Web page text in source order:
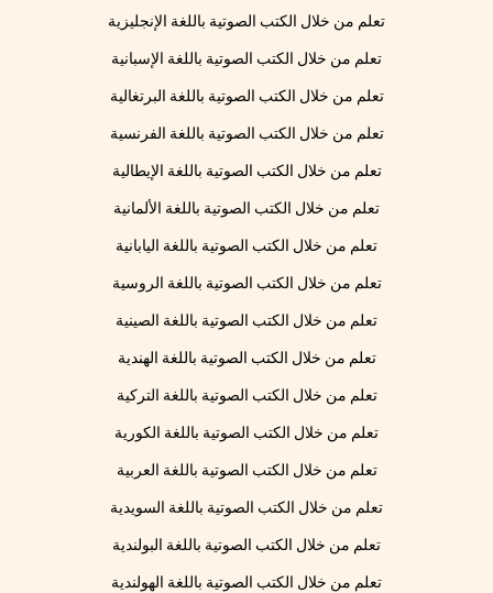
تعلم من خلال الكتب الصوتية باللغة الإنجليزية
تعلم من خلال الكتب الصوتية باللغة الإسبانية
تعلم من خلال الكتب الصوتية باللغة البرتغالية
تعلم من خلال الكتب الصوتية باللغة الفرنسية
تعلم من خلال الكتب الصوتية باللغة الإيطالية
تعلم من خلال الكتب الصوتية باللغة الألمانية
تعلم من خلال الكتب الصوتية باللغة اليابانية
تعلم من خلال الكتب الصوتية باللغة الروسية
تعلم من خلال الكتب الصوتية باللغة الصينية
تعلم من خلال الكتب الصوتية باللغة الهندية
تعلم من خلال الكتب الصوتية باللغة التركية
تعلم من خلال الكتب الصوتية باللغة الكورية
تعلم من خلال الكتب الصوتية باللغة العربية
تعلم من خلال الكتب الصوتية باللغة السويدية
تعلم من خلال الكتب الصوتية باللغة البولندية
تعلم من خلال الكتب الصوتية باللغة الهولندية